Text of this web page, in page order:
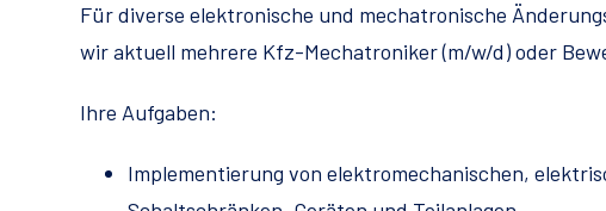
Für diverse elektronische und mechatronische
wir aktuell mehrere Kfz-Mechatroniker (m/w/d) oder
Ihre Aufgaben:
Implementierung von elektromechanischen,